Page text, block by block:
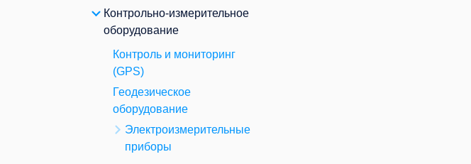
Контрольно-измерительное
оборудование
Контроль и мониторинг
(GPS)
Геодезическое
оборудование
Электроизмерительные
приборы